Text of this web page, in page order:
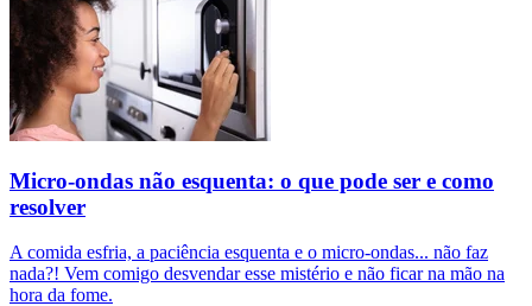
Micro-ondas não esquenta: o que pode ser e como
resolver
A comida esfria, a paciência esquenta e o micro-ondas... não faz
nada?! Vem comigo desvendar esse mistério e não ficar na mão na
hora da fome.